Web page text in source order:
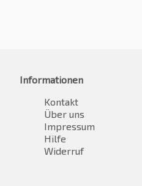
Informationen
Kontakt
Über uns
Impressum
Hilfe
Widerruf